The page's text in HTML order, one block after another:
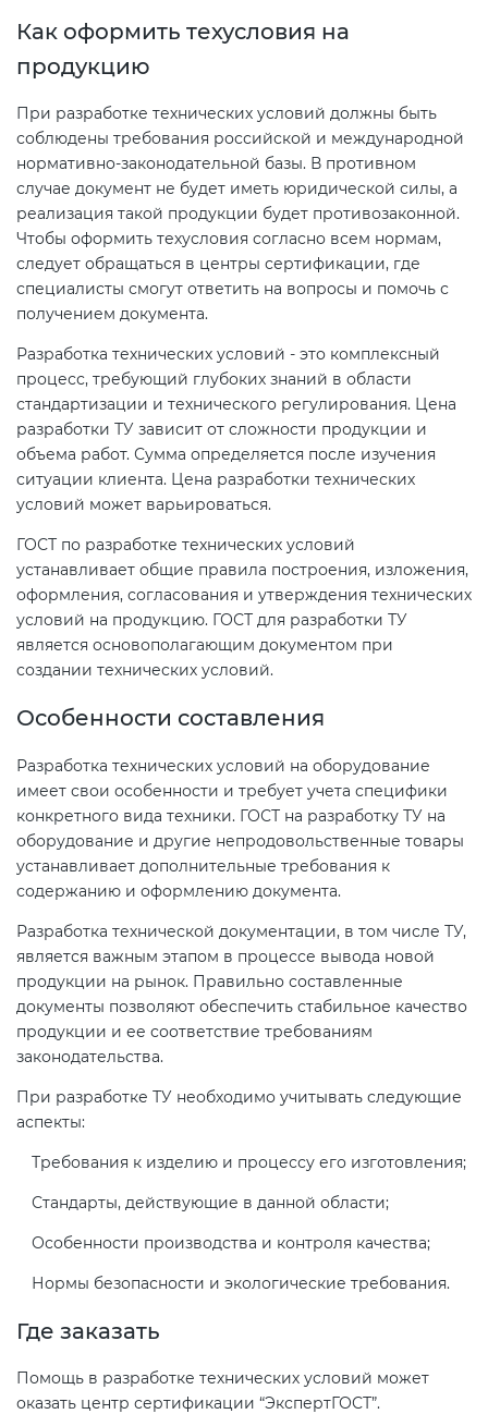
Как оформить техусловия на
продукцию
При разработке технических условий должны быть
соблюдены требования российской и международной
нормативно-законодательной базы. В противном
случае документ не будет иметь юридической силы, а
реализация такой продукции будет противозаконной.
Чтобы оформить техусловия согласно всем нормам,
следует обращаться в центры сертификации, где
специалисты смогут ответить на вопросы и помочь с
получением документа.
Разработка технических условий - это комплексный
процесс, требующий глубоких знаний в области
стандартизации и технического регулирования. Цена
разработки ТУ зависит от сложности продукции и
объема работ. Сумма определяется после изучения
ситуации клиента. Цена разработки технических
условий может варьироваться.
ГОСТ по разработке технических условий
устанавливает общие правила построения, изложения,
оформления, согласования и утверждения технических
условий на продукцию. ГОСТ для разработки ТУ
является основополагающим документом при
создании технических условий.
Особенности составления
Разработка технических условий на оборудование
имеет свои особенности и требует учета специфики
конкретного вида техники. ГОСТ на разработку ТУ на
оборудование и другие непродовольственные товары
устанавливает дополнительные требования к
содержанию и оформлению документа.
Разработка технической документации, в том числе ТУ,
является важным этапом в процессе вывода новой
продукции на рынок. Правильно составленные
документы позволяют обеспечить стабильное качество
продукции и ее соответствие требованиям
законодательства.
При разработке ТУ необходимо учитывать следующие
аспекты:
Требования к изделию и процессу его изготовления;
Стандарты, действующие в данной области;
Особенности производства и контроля качества;
Нормы безопасности и экологические требования.
Где заказать
Помощь в разработке технических условий может
оказать центр сертификации “ЭкспертГОСТ”.